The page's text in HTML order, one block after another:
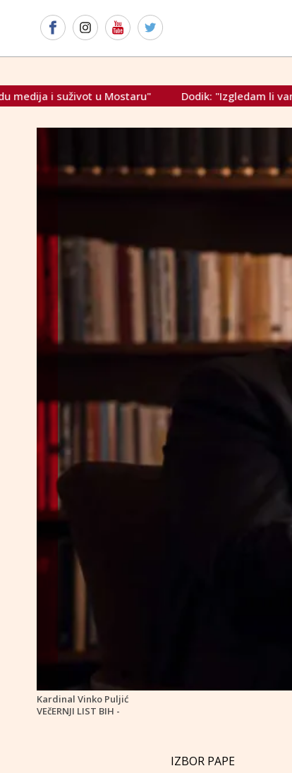
Dodik: "Izgledam li vam ja kao bjegunac?
Kardinal Vinko Puljić
VEčERNJI LIST BIH -
IZBOR PAPE